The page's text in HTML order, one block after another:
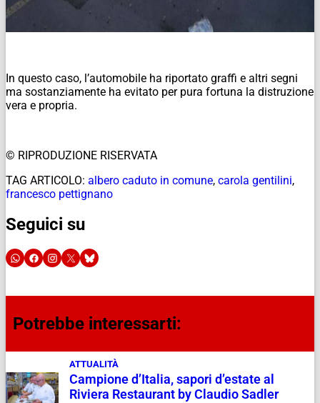
In questo caso, l’automobile ha riportato graffi e altri segni
ma sostanziamente ha evitato per pura fortuna la distruzione
vera e propria.
© RIPRODUZIONE RISERVATA
TAG ARTICOLO: albero caduto in comune, carola gentilini,
francesco pettignano
Seguici su
Potrebbe interessarti:
ATTUALITÀ
Campione d’Italia, sapori d’estate al
Riviera Restaurant by Claudio Sadler